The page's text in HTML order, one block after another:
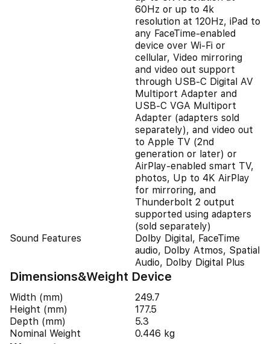
60Hz or up to 4k
resolution at 120Hz, iPad to
any FaceTime-enabled
device over Wi-Fi or
cellular, Video mirroring
and video out support
through USB‑C Digital AV
Multiport Adapter and
USB‑C VGA Multiport
Adapter (adapters sold
separately), and video out
to Apple TV (2nd
generation or later) or
AirPlay‑enabled smart TV,
photos, Up to 4K AirPlay
for mirroring, and
Thunderbolt 2 output
supported using adapters
(sold separately)
Sound Features
Dolby Digital, FaceTime
audio, Dolby Atmos, Spatial
Audio, Dolby Digital Plus
Dimensions&Weight Device
Width (mm)
249.7
Height (mm)
177.5
Depth (mm)
5.3
Nominal Weight
0.446 kg